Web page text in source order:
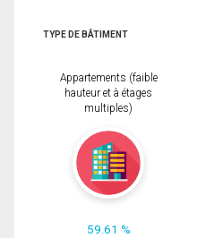
TYPE DE BÂTIMENT
Appartements (faible
hauteur et à étages
multiples)
59.61 %